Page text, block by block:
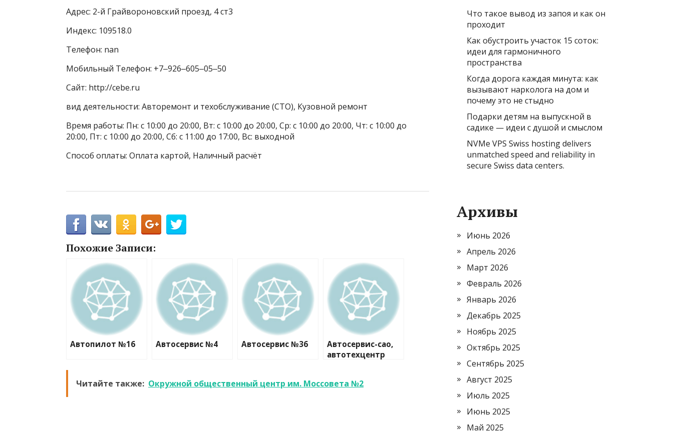
Адрес: 2-й Грайвороновский проезд, 4 ст3
Индекс: 109518.0
Телефон: nan
Мобильный Телефон: +7‒926‒605‒05‒50
Сайт: http://cebe.ru
вид деятельности: Авторемонт и техобслуживание (СТО), Кузовной ремонт
Время работы: Пн: с 10:00 до 20:00, Вт: с 10:00 до 20:00, Ср: с 10:00 до 20:00, Чт: с 10:00 до
20:00, Пт: с 10:00 до 20:00, Сб: с 11:00 до 17:00, Вс: выходной
Способ оплаты: Оплата картой, Наличный расчёт
Похожие Записи:
Автопилот №16 Автосервис №4 Автосервис №36
Автосервис-сао,
автотехцентр
Читайте также: Окружной общественный центр им. Моссовета №2
Что такое вывод из запоя и как он
проходит
Как обустроить участок 15 соток:
идеи для гармоничного
пространства
Когда дорога каждая минута: как
вызывают нарколога на дом и
почему это не стыдно
Подарки детям на выпускной в
садике — идеи с душой и смыслом
NVMe VPS Swiss hosting delivers
unmatched speed and reliability in
secure Swiss data centers.
Архивы
Июнь 2026
Апрель 2026
Март 2026
Февраль 2026
Январь 2026
Декабрь 2025
Ноябрь 2025
Октябрь 2025
Сентябрь 2025
Август 2025
Июль 2025
Июнь 2025
Май 2025